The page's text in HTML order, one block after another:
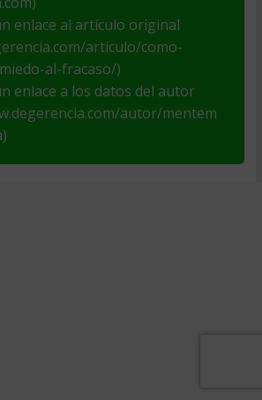
enlace al artículo original
articulo/como-
al-fracaso/)
enlace a los datos del autor
autor/mentem